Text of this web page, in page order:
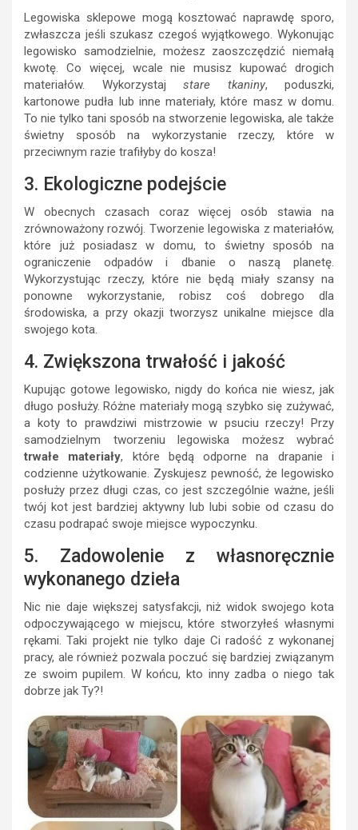
Legowiska sklepowe mogą kosztować naprawdę sporo,
zwłaszcza jeśli szukasz czegoś wyjątkowego. Wykonując
legowisko samodzielnie, możesz zaoszczędzić niemałą
kwotę. Co więcej, wcale nie musisz kupować drogich
materiałów. Wykorzystaj stare tkaniny, poduszki,
kartonowe pudła lub inne materiały, które masz w domu.
To nie tylko tani sposób na stworzenie legowiska, ale także
świetny sposób na wykorzystanie rzeczy, które w
przeciwnym razie trafiłyby do kosza!
3. Ekologiczne podejście
W obecnych czasach coraz więcej osób stawia na
zrównoważony rozwój. Tworzenie legowiska z materiałów,
które już posiadasz w domu, to świetny sposób na
ograniczenie odpadów i dbanie o naszą planetę.
Wykorzystując rzeczy, które nie będą miały szansy na
ponowne wykorzystanie, robisz coś dobrego dla
środowiska, a przy okazji tworzysz unikalne miejsce dla
swojego kota.
4. Zwiększona trwałość i jakość
Kupując gotowe legowisko, nigdy do końca nie wiesz, jak
długo posłuży. Różne materiały mogą szybko się zużywać,
a koty to prawdziwi mistrzowie w psuciu rzeczy! Przy
samodzielnym tworzeniu legowiska możesz wybrać
trwałe materiały, które będą odporne na drapanie i
codzienne użytkowanie. Zyskujesz pewność, że legowisko
posłuży przez długi czas, co jest szczególnie ważne, jeśli
twój kot jest bardziej aktywny lub lubi sobie od czasu do
czasu podrapać swoje miejsce wypoczynku.
5. Zadowolenie z własnoręcznie
wykonanego dzieła
Nic nie daje większej satysfakcji, niż widok swojego kota
odpoczywającego w miejscu, które stworzyłeś własnymi
rękami. Taki projekt nie tylko daje Ci radość z wykonanej
pracy, ale również pozwala poczuć się bardziej związanym
ze swoim pupilem. W końcu, kto inny zadba o niego tak
dobrze jak Ty?!